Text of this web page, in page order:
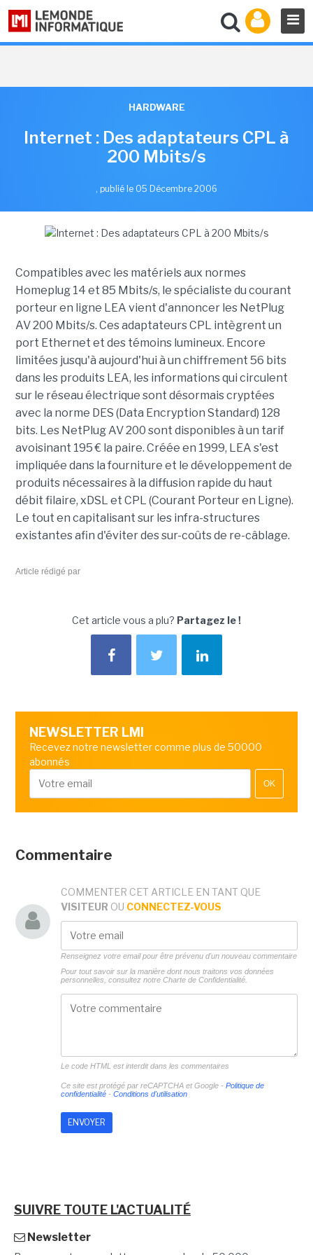
HARDWARE
Internet : Des adaptateurs CPL à
200 Mbits/s
, publié le 05 Décembre 2006
Compatibles avec les matériels aux normes
Homeplug 14 et 85 Mbits/s, le spécialiste du courant
porteur en ligne LEA vient d'annoncer les NetPlug
AV 200 Mbits/s. Ces adaptateurs CPL intègrent un
port Ethernet et des témoins lumineux. Encore
limitées jusqu'à aujourd'hui à un chiffrement 56 bits
dans les produits LEA, les informations qui circulent
sur le réseau électrique sont désormais cryptées
avec la norme DES (Data Encryption Standard) 128
bits. Les NetPlug AV 200 sont disponibles à un tarif
avoisinant 195 € la paire. Créée en 1999, LEA s'est
impliquée dans la fourniture et le développement de
produits nécessaires à la diffusion rapide du haut
débit filaire, xDSL et CPL (Courant Porteur en Ligne).
Le tout en capitalisant sur les infra-structures
existantes afin d'éviter des sur-coûts de re-câblage.
Article rédigé par
Cet article vous a plu? Partagez le !
NEWSLETTER LMI
Recevez notre newsletter comme plus de 50000
abonnés
OK
Commentaire
COMMENTER CET ARTICLE EN TANT QUE
VISITEUR OU CONNECTEZ-VOUS
Renseignez votre email pour être prévenu d'un nouveau commentaire
Pour tout savoir sur la manière dont nous traitons vos données
personnelles, consultez notre Charte de Confidentialité.
Le code HTML est interdit dans les commentaires
Ce site est protégé par reCAPTCHA et Google - Politique de
confidentialité- Conditions d'utilisation
SUIVRE TOUTE L'ACTUALITÉ
Newsletter